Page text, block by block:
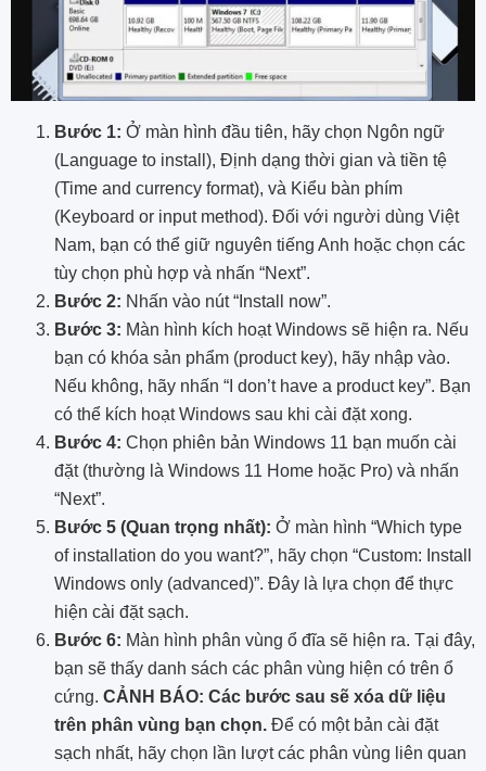
Bước 1: Ở màn hình đầu tiên, hãy chọn Ngôn ngữ
(Language to install), Định dạng thời gian và tiền tệ
(Time and currency format), và Kiểu bàn phím
(Keyboard or input method). Đối với người dùng Việt
Nam, bạn có thể giữ nguyên tiếng Anh hoặc chọn các
tùy chọn phù hợp và nhấn “Next”.
Bước 2: Nhấn vào nút “Install now”.
Bước 3: Màn hình kích hoạt Windows sẽ hiện ra. Nếu
bạn có khóa sản phẩm (product key), hãy nhập vào.
Nếu không, hãy nhấn “I don’t have a product key”. Bạn
có thể kích hoạt Windows sau khi cài đặt xong.
Bước 4: Chọn phiên bản Windows 11 bạn muốn cài
đặt (thường là Windows 11 Home hoặc Pro) và nhấn
“Next”.
Bước 5 (Quan trọng nhất): Ở màn hình “Which type
of installation do you want?”, hãy chọn “Custom: Install
Windows only (advanced)”. Đây là lựa chọn để thực
hiện cài đặt sạch.
Bước 6: Màn hình phân vùng ổ đĩa sẽ hiện ra. Tại đây,
bạn sẽ thấy danh sách các phân vùng hiện có trên ổ
cứng. CẢNH BÁO: Các bước sau sẽ xóa dữ liệu
trên phân vùng bạn chọn. Để có một bản cài đặt
sạch nhất, hãy chọn lần lượt các phân vùng liên quan